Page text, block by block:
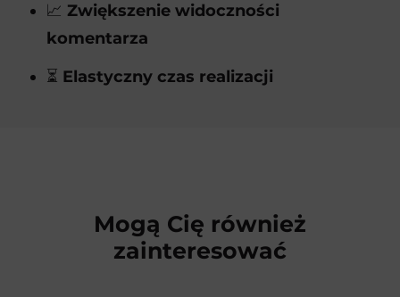
📈 Zwiększenie widoczności
komentarza
⏳ Elastyczny czas realizacji
Mogą Cię również
zainteresować